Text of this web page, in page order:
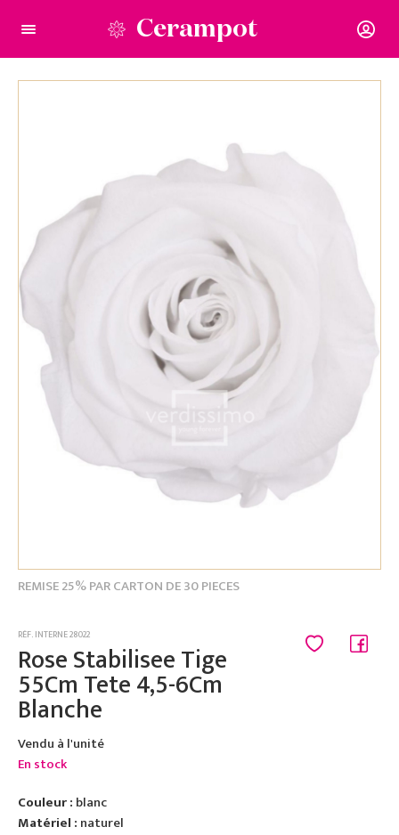
Cerampot
REMISE 25% PAR CARTON DE 30 PIECES
RÉF. INTERNE 28022
Rose Stabilisee Tige
55Cm Tete 4,5-6Cm
Blanche
Vendu à l'unité
En stock
Couleur : blanc
Matériel : naturel